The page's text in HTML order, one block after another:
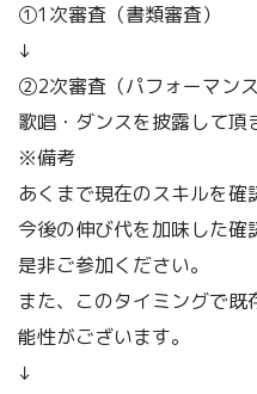
①1次審査（書類審査）
↓
②2次審査（パフォーマン
歌唱・ダンスを披露して頂
※備考
あくまで現在のスキルを確
今後の伸び代を加味した
是非ご参加ください。
また、このタイミングで
能性がございます。
↓